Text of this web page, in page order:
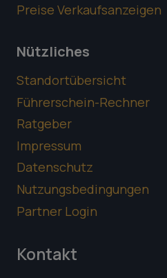
Preise Verkaufsanzeigen
Nützliches
Standortübersicht
Führerschein-Rechner
Ratgeber
Impressum
Datenschutz
Nutzungsbedingungen
Partner Login
Kontakt